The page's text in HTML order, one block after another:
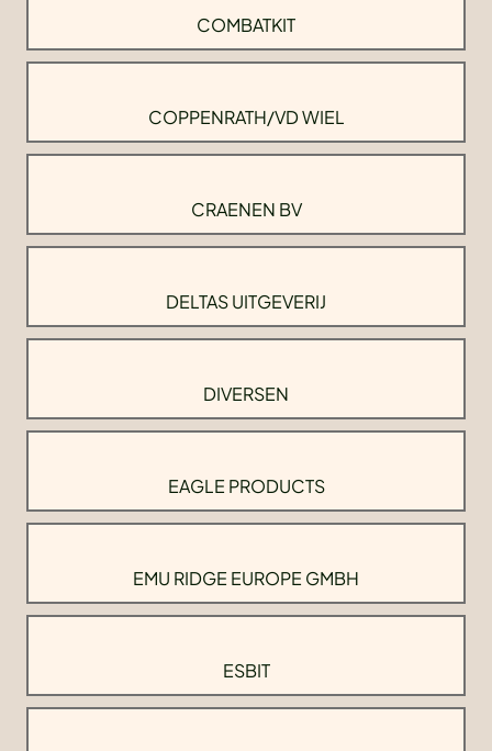
COMBATKIT
COPPENRATH/VD WIEL
CRAENEN BV
DELTAS UITGEVERIJ
DIVERSEN
EAGLE PRODUCTS
EMU RIDGE EUROPE GMBH
ESBIT